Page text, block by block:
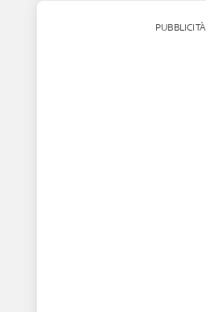
PUBBLICITÀ